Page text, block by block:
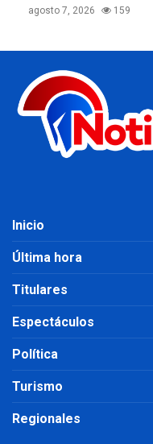
agosto 7, 2026 159
Inicio
Última hora
Titulares
Espectáculos
Política
Turismo
Regionales